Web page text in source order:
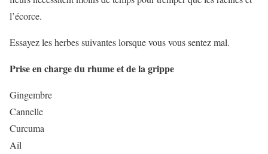
l’écorce.
Essayez les herbes suivantes lorsque vous vous sentez mal.
Prise en charge du rhume et de la grippe
Gingembre
Cannelle
Curcuma
Ail